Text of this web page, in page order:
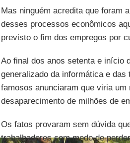
Mas ninguém acredita que foram
desses processos econômicos
previsto o fim dos empregos por
Ao final dos anos setenta e início
generalizado da informática e
famosos anunciaram que viria
desaparecimento de milhões de
Os fatos provaram sem dúvida
trabalhadores com medo de